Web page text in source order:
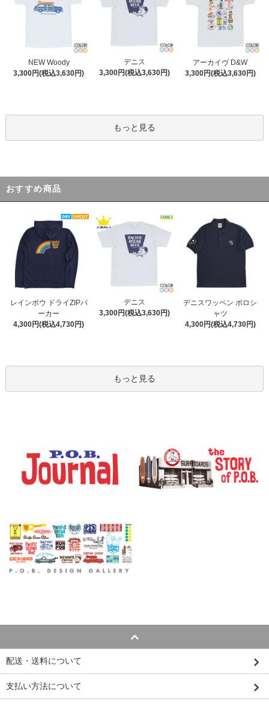
NEW Woody
3,300円(税込3,630円)
デニス
3,300円(税込3,630円)
アーカイヴ D&W
3,300円(税込3,630円)
もっと見る
おすすめ商品
レインボウ ドライZIPパ
ーカー
4,300円(税込4,730円)
デニス
3,300円(税込3,630円)
デニスワッペン ポロシ
ャツ
4,300円(税込4,730円)
もっと見る
配送・送料について
支払い方法について